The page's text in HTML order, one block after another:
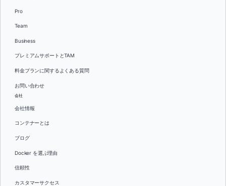
Pro
Team
Business
プレミアムサポートとTAM
料金プランに関するよくある質問
お問い合わせ
会社
会社情報
コンテナーとは
ブログ
Docker を選ぶ理由
信頼性
カスタマーサクセス